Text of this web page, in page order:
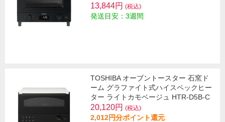
13,844円 (税込)
発送目安：3週間
TOSHIBA オーブントースター 石窯ド
ーム グラファイト式ハイスペックヒー
ター ライトカモベージュ HTR-D5B-C
20,120円 (税込)
2,012円分ポイント還元